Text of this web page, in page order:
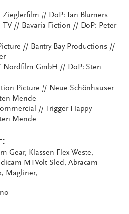
Zieglerfilm // DoP: Ian Blumers
TV // Bavaria Fiction // DoP: Peter
// Bantry Bay Productions //
Nordfilm GmbH // DoP: Sten
Picture // Neue Schönhauser
Mende
// Trigger Happy
Mende
Gear, Klassen Flex Weste,
M1Volt Sled, Abracam
Magliner,